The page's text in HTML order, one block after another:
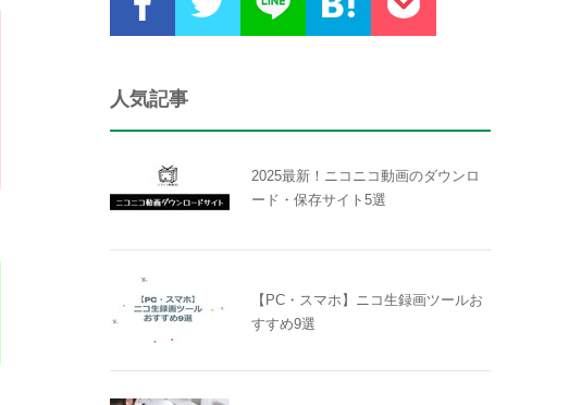
人気記事
2025最新！ニコニコ動画のダウンロ
ード・保存サイト5選
【PC・スマホ】ニコ生録画ツールお
すすめ9選